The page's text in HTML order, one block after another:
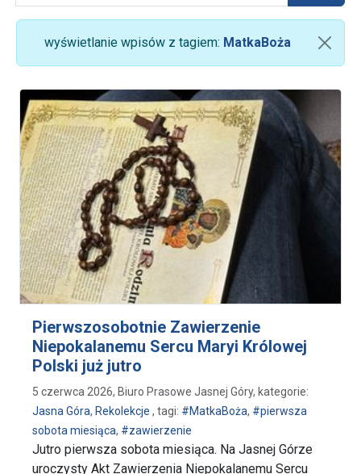
wyświetlanie wpisów z tagiem: MatkaBoża
Pierwszosobotnie Zawierzenie
Niepokalanemu Sercu Maryi Królowej
Polski już jutro
5 czerwca 2026, Biuro Prasowe Jasnej Góry, kategorie:
Jasna Góra, Rekolekcje , tagi: #MatkaBoża, #pierwsza
sobota miesiąca, #zawierzenie
Jutro pierwsza sobota miesiąca. Na Jasnej Górze
uroczysty Akt Zawierzenia Niepokalanemu Sercu